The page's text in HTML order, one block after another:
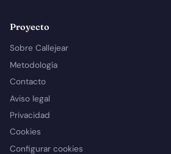
Proyecto
Sobre Callejear
Metodología
Contacto
Aviso legal
Privacidad
Cookies
Configurar cookies